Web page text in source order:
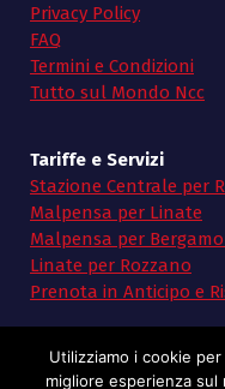
Privacy Policy
FAQ
Termini e Condizioni
Tutto sul Mondo Ncc
Tariffe e Servizi
Stazione Centrale per
Malpensa per Linate
Malpensa per
Linate per Rozzano
Prenota in Anticipo e
Utilizziamo i cookie
migliore esperienza